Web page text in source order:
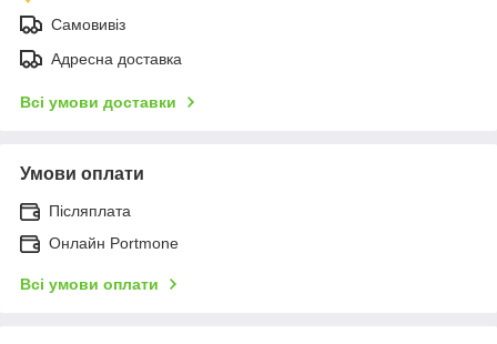
Самовивіз
Адресна доставка
Всі умови доставки
Умови оплати
Післяплата
Онлайн Portmone
Всі умови оплати